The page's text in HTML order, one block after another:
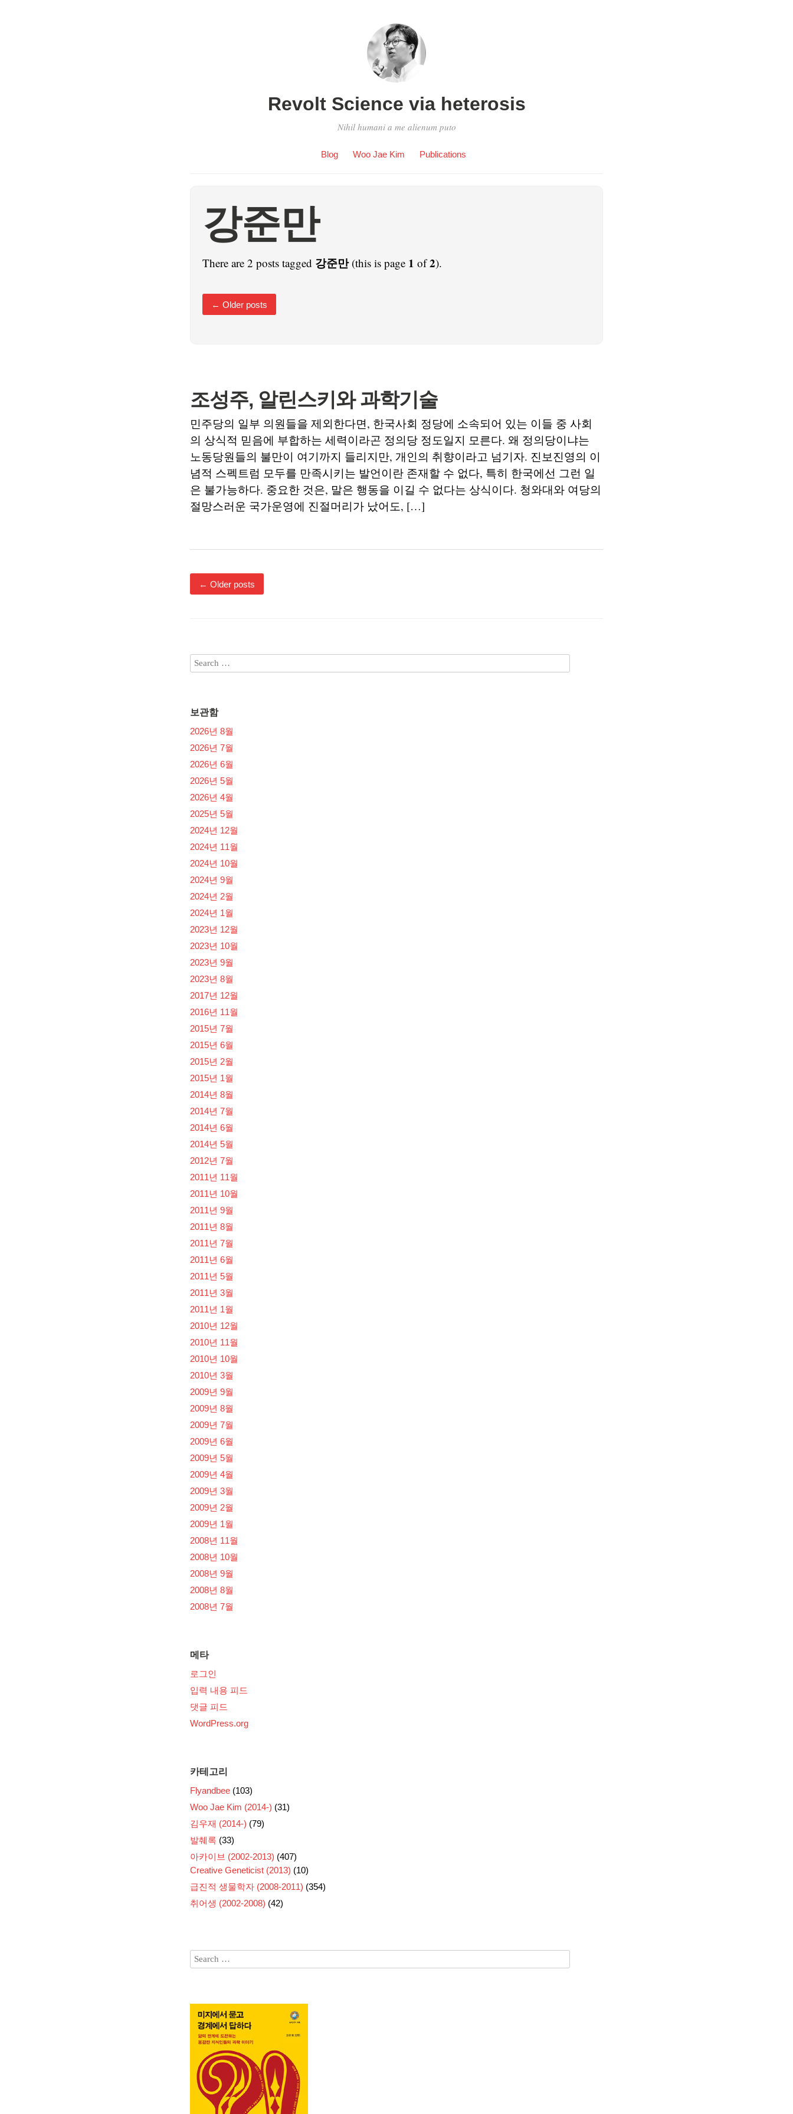
Revolt Science via heterosis
Nihil humani a me alienum puto
Blog Woo Jae Kim Publications
강준만
There are 2 posts tagged 강준만(this is page 1 of2).
← Older posts
조성주, 알린스키와 과학기술
민주당의 일부 의원들을 제외한다면, 한국사회 정당에 소속되어 있는 이들 중 사회
의 상식적 믿음에 부합하는 세력이라곤 정의당 정도일지 모른다. 왜 정의당이냐는
노동당원들의 불만이 여기까지 들리지만, 개인의 취향이라고 넘기자. 진보진영의 이
념적 스펙트럼 모두를 만족시키는 발언이란 존재할 수 없다, 특히 한국에선 그런 일
은 불가능하다. 중요한 것은, 말은 행동을 이길 수 없다는 상식이다. 청와대와 여당의
절망스러운 국가운영에 진절머리가 났어도, […]
← Older posts
보관함
2026년 8월
2026년 7월
2026년 6월
2026년 5월
2026년 4월
2025년 5월
2024년 12월
2024년 11월
2024년 10월
2024년 9월
2024년 2월
2024년 1월
2023년 12월
2023년 10월
2023년 9월
2023년 8월
2017년 12월
2016년 11월
2015년 7월
2015년 6월
2015년 2월
2015년 1월
2014년 8월
2014년 7월
2014년 6월
2014년 5월
2012년 7월
2011년 11월
2011년 10월
2011년 9월
2011년 8월
2011년 7월
2011년 6월
2011년 5월
2011년 3월
2011년 1월
2010년 12월
2010년 11월
2010년 10월
2010년 3월
2009년 9월
2009년 8월
2009년 7월
2009년 6월
2009년 5월
2009년 4월
2009년 3월
2009년 2월
2009년 1월
2008년 11월
2008년 10월
2008년 9월
2008년 8월
2008년 7월
메타
로그인
입력 내용 피드
댓글 피드
WordPress.org
카테고리
Flyandbee (103)
Woo Jae Kim (2014-) (31)
김우재 (2014-) (79)
발췌록 (33)
아카이브 (2002-2013) (407)
Creative Geneticist (2013) (10)
급진적 생물학자 (2008-2011) (354)
취어생 (2002-2008) (42)